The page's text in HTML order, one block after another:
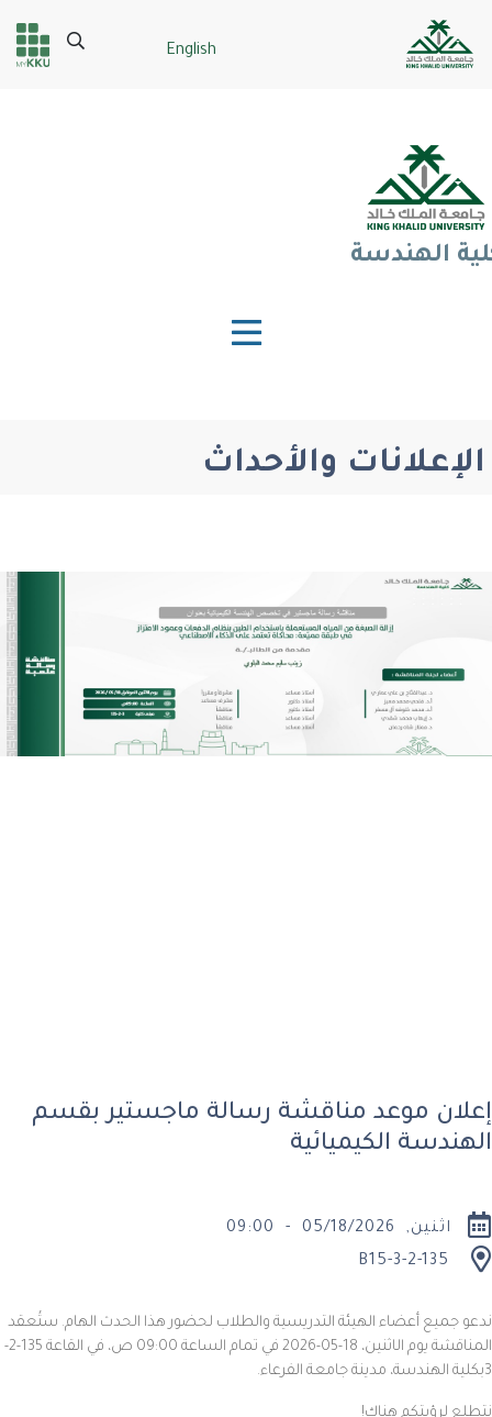
English
Header
Main Menu
Search
الهندسة
الإعلانات والأحداث
إعلان موعد مناقشة رسالة ماجستير بقسم
الهندسة الكيميائية
اثنين, 05/18/2026 - 09:00
B15-3-2-135
ندعو جميع أعضاء الهيئة التدريسية والطلاب لحضور هذا الحدث الهام. ستُعقد
المناقشة يوم الاثنين، 18-05-2026 في تمام الساعة 09:00 ص، في القاعة
135-2-
3بكلية الهندسة، مدينة جامعة الفرعاء.
نتطلع لرؤيتكم هناك!